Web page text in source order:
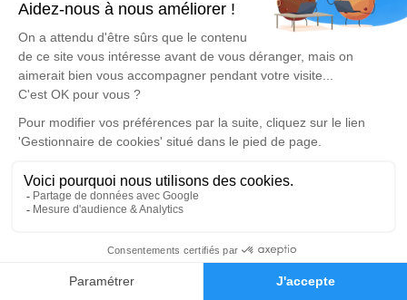
Faire-part Hommages
Un service de plantation d’arbre hommage estdisponible
vendredi 24 mars 2023 à 15h45
Crématorium de Corné de Loire-Authion
Zone d'activité Anjou Actiparc